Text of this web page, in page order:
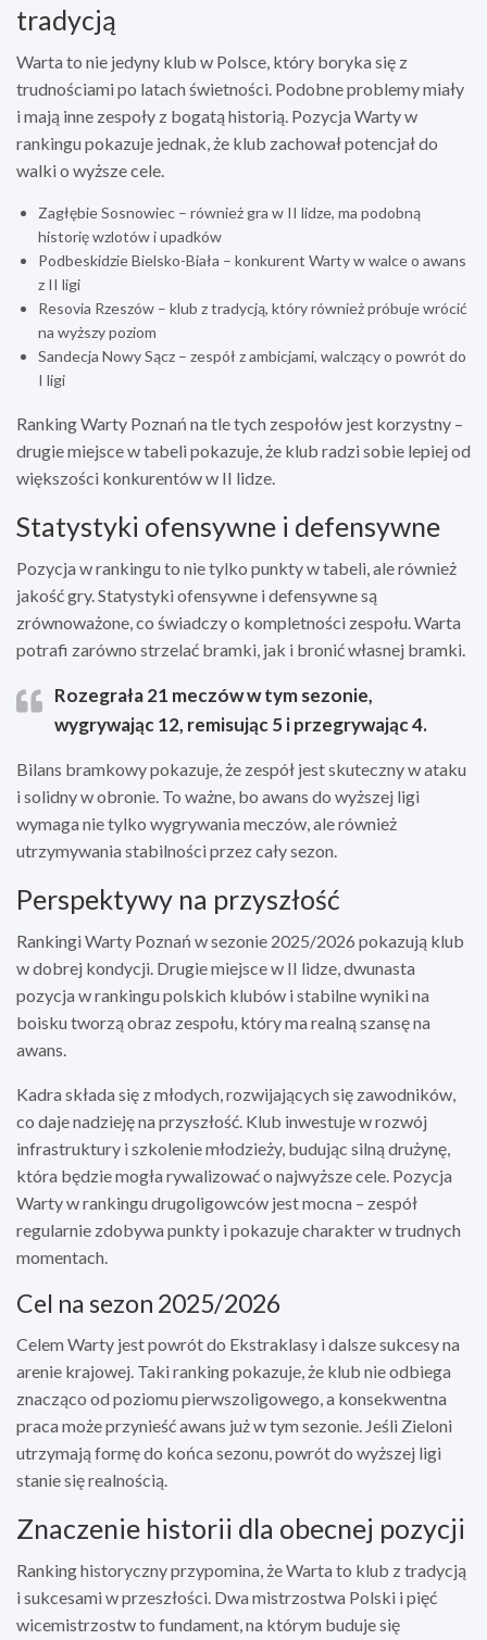
tradycją
Warta to nie jedyny klub w Polsce, który boryka się z
trudnościami po latach świetności. Podobne problemy miały
i mają inne zespoły z bogatą historią. Pozycja Warty w
rankingu pokazuje jednak, że klub zachował potencjał do
walki o wyższe cele.
Zagłębie Sosnowiec – również gra w II lidze, ma podobną
historię wzlotów i upadków
Podbeskidzie Bielsko-Biała – konkurent Warty w walce o awans
z II ligi
Resovia Rzeszów – klub z tradycją, który również próbuje wrócić
na wyższy poziom
Sandecja Nowy Sącz – zespół z ambicjami, walczący o powrót do
I ligi
Ranking Warty Poznań na tle tych zespołów jest korzystny –
drugie miejsce w tabeli pokazuje, że klub radzi sobie lepiej od
większości konkurentów w II lidze.
Statystyki ofensywne i defensywne
Pozycja w rankingu to nie tylko punkty w tabeli, ale również
jakość gry. Statystyki ofensywne i defensywne są
zrównoważone, co świadczy o kompletności zespołu. Warta
potrafi zarówno strzelać bramki, jak i bronić własnej bramki.
Rozegrała 21 meczów w tym sezonie,
wygrywając 12, remisując 5 i przegrywając 4.
Bilans bramkowy pokazuje, że zespół jest skuteczny w ataku
i solidny w obronie. To ważne, bo awans do wyższej ligi
wymaga nie tylko wygrywania meczów, ale również
utrzymywania stabilności przez cały sezon.
Perspektywy na przyszłość
Rankingi Warty Poznań w sezonie 2025/2026 pokazują klub
w dobrej kondycji. Drugie miejsce w II lidze, dwunasta
pozycja w rankingu polskich klubów i stabilne wyniki na
boisku tworzą obraz zespołu, który ma realną szansę na
awans.
Kadra składa się z młodych, rozwijających się zawodników,
co daje nadzieję na przyszłość. Klub inwestuje w rozwój
infrastruktury i szkolenie młodzieży, budując silną drużynę,
która będzie mogła rywalizować o najwyższe cele. Pozycja
Warty w rankingu drugoligowców jest mocna – zespół
regularnie zdobywa punkty i pokazuje charakter w trudnych
momentach.
Cel na sezon 2025/2026
Celem Warty jest powrót do Ekstraklasy i dalsze sukcesy na
arenie krajowej. Taki ranking pokazuje, że klub nie odbiega
znacząco od poziomu pierwszoligowego, a konsekwentna
praca może przynieść awans już w tym sezonie. Jeśli Zieloni
utrzymają formę do końca sezonu, powrót do wyższej ligi
stanie się realnością.
Znaczenie historii dla obecnej pozycji
Ranking historyczny przypomina, że Warta to klub z tradycją
i sukcesami w przeszłości. Dwa mistrzostwa Polski i pięć
wicemistrzostw to fundament, na którym buduje się